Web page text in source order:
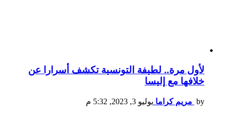
لأول مرة.. لطيفة التونسية تكشف أسرارا عن
خلافها مع إليسا
by مريم كراما يوليو 3, 2023, 5:32 م